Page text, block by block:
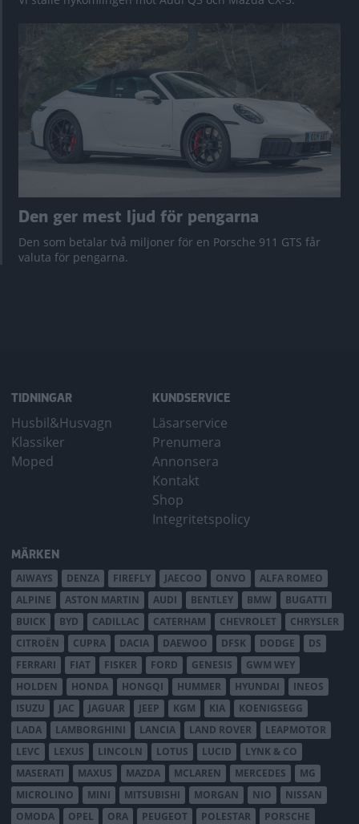
Den ger mest ljud för pengarna
Den som betalar två miljoner för en Porsche 911 GTS får
valuta för pengarna.
TIDNINGAR
Husbil&Husvagn
Klassiker
Moped
KUNDSERVICE
Läsarservice
Prenumera
Annonsera
Kontakt
Shop
Integritetspolicy
MÄRKEN
AIWAYS DENZA FIREFLY JAECOO ONVO
ALFA ROMEO
ALPINE
ASTON MARTIN AUDI BENTLEY BMW
BUGATTI
BUICK
BYD CADILLAC CATERHAM CHEVROLET
CHRYSLER
CITROËN
CUPRA DACIA DAEWOO DFSK DODGE
DS
FERRARI
FIAT FISKER FORD GENESIS
GWM WEY
HOLDEN
HONDA HONGQI HUMMER HYUNDAI
INEOS
ISUZU
JAC JAGUAR JEEP KGM KIA
KOENIGSEGG
LADA
LAMBORGHINI LANCIA LAND ROVER
LEAPMOTOR
LEVC
LEXUS LINCOLN LOTUS LUCID
LYNK & CO
MASERATI
MAXUS MAZDA MCLAREN MERCEDES
MG
MICROLINO
MINI MITSUBISHI MORGAN NIO
NISSAN
OMODA
OPEL ORA PEUGEOT POLESTAR PORSCHE